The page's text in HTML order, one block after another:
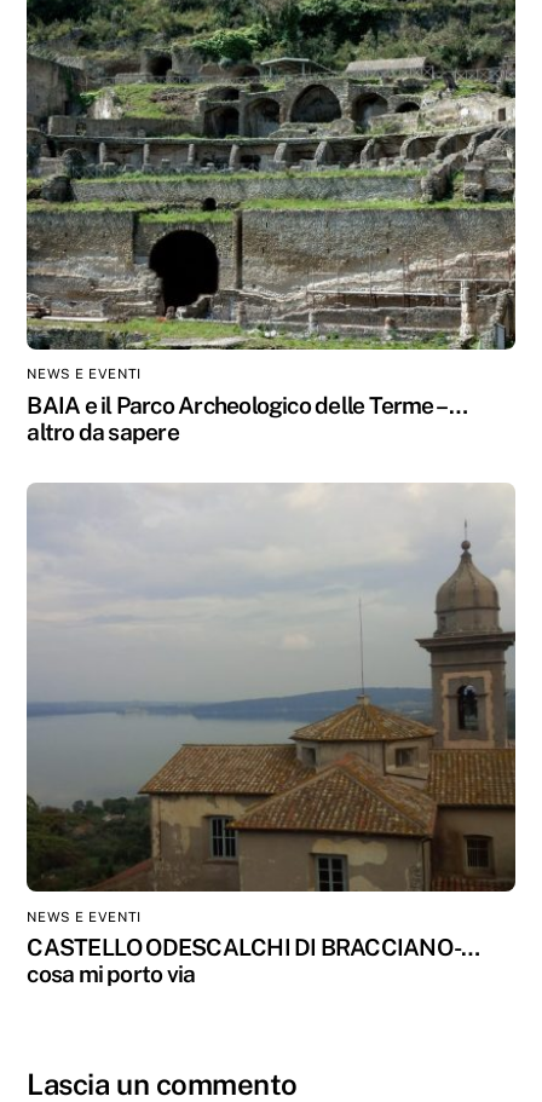
NEWS E EVENTI
BAIA e il Parco Archeologico delle Terme – …
altro da sapere
NEWS E EVENTI
CASTELLO ODESCALCHI DI BRACCIANO -…
cosa mi porto via
Lascia un commento